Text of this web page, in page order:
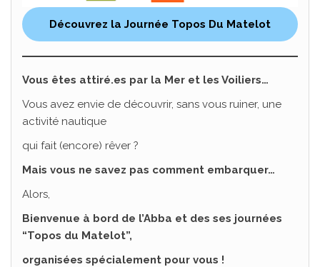
Découvrez la Journée Topos Du Matelot
Vous êtes attiré.es par la Mer et les Voiliers…
Vous avez envie de découvrir, sans vous ruiner, une
activité nautique
qui fait (encore) rêver ?
Mais vous ne savez pas comment embarquer…
Alors,
Bienvenue à bord de l’Abba et des ses journées
“Topos du Matelot”,
organisées spécialement pour vous !